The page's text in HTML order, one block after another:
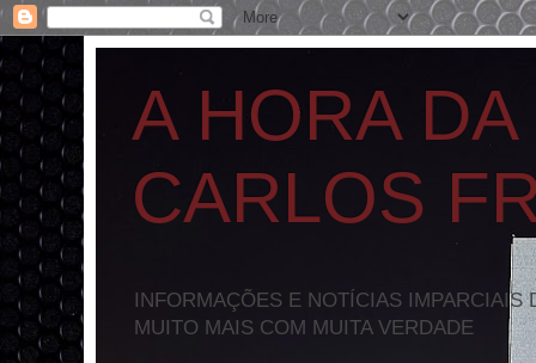
A HORA
CARLOS
INFORMAÇÕES E NOTÍCIAS
MUITO MAIS COM MUITA VERDADE